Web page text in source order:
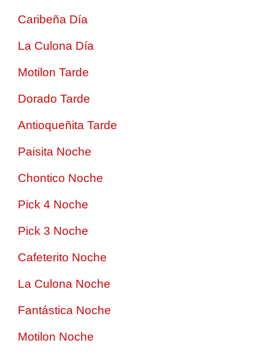
Caribeña Día
La Culona Día
Motilon Tarde
Dorado Tarde
Antioqueñita Tarde
Paisita Noche
Chontico Noche
Pick 4 Noche
Pick 3 Noche
Cafeterito Noche
La Culona Noche
Fantástica Noche
Motilon Noche